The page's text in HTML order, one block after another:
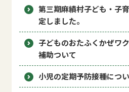
第三期麻績村子ども・子
定しました。
子どものおたふくかぜワ
補助ついて
小児の定期予防接種につ